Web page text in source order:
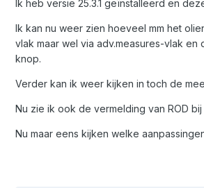
Ik heb versie 25.3.1 geïnstalleerd en
Ik kan nu weer zien hoeveel mm het
vlak maar wel via adv.measures-vlak
knop.
Verder kan ik weer kijken in toch de
Nu zie ik ook de vermelding van ROD
Nu maar eens kijken welke